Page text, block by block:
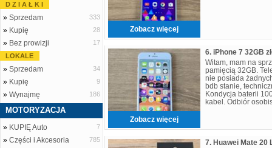
D Z I A Ł K I
» Sprzedam 333
» Kupię 28
» Bez prowizji
17
LOKALE
» Sprzedam 34
» Kupię 9
» Wynajmę 186
MOTORYZACJA
» KUPIĘ Auto 7
» Części i Akcesoria 785
Zobacz więcej
Zobacz więcej
6. iPhone 7 32GB
Witam, mam na
pamięcią 32GB.
nie posiada
bdb stanie,
Kondycja baterii
kabel. Odbiór